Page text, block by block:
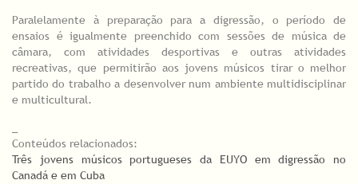
Paralelamente à preparação para a digressão, o período de
ensaios é igualmente preenchido com sessões de música de
câmara, com atividades desportivas e outras atividades
recreativas, que permitirão aos jovens músicos tirar o melhor
partido do trabalho a desenvolver num ambiente multidisciplinar
e multicultural.
Conteúdos relacionados:
Três jovens músicos portugueses da EUYO em digressão no
Canadá e em Cuba